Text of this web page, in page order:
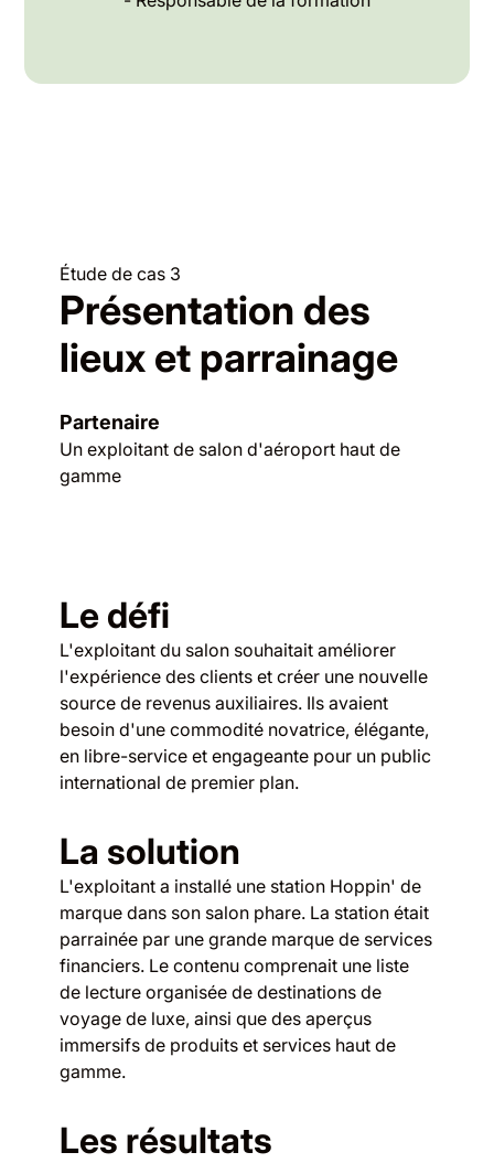
Étude de cas 3
Présentation des
lieux et parrainage
Partenaire
Un exploitant de salon d'aéroport haut de
gamme
Le défi
L'exploitant du salon souhaitait améliorer
l'expérience des clients et créer une nouvelle
source de revenus auxiliaires. Ils avaient
besoin d'une commodité novatrice, élégante,
en libre-service et engageante pour un public
international de premier plan.
La solution
L'exploitant a installé une station Hoppin' de
marque dans son salon phare. La station était
parrainée par une grande marque de services
financiers. Le contenu comprenait une liste
de lecture organisée de destinations de
voyage de luxe, ainsi que des aperçus
immersifs de produits et services haut de
gamme.
Les résultats